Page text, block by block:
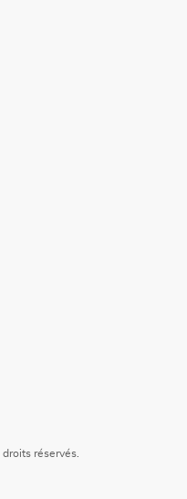
réservés.